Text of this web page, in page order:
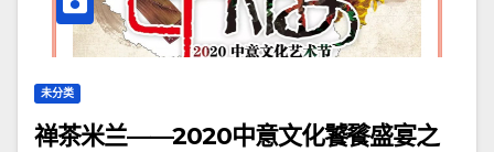
未分类
禅茶米兰——2020中意文化饕餮盛宴之